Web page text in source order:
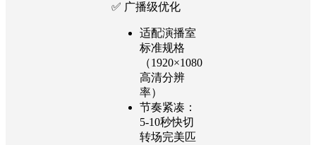
✅ 广播级优化
适配演播室
标准规格
（1920×1080
高清分辨
率）
节奏紧凑：
5-10秒快切
转场完美匹